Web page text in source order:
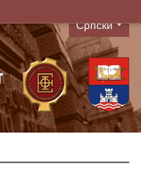
Language
Српски